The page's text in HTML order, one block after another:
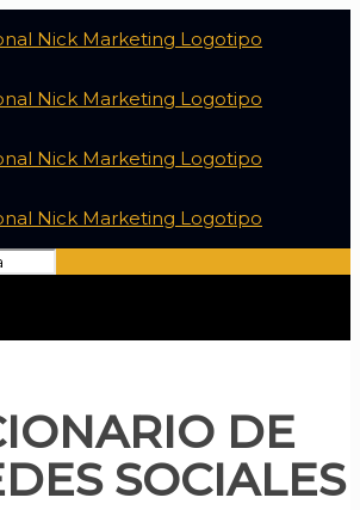
DE
SOCIALES